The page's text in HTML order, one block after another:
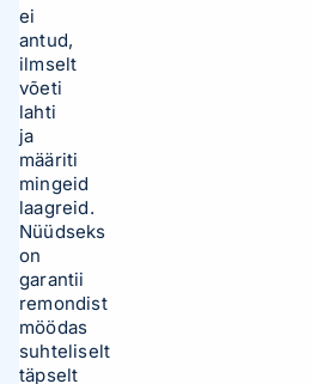
ei
antud,
ilmselt
võeti
lahti
ja
määriti
mingeid
laagreid.
Nüüdseks
on
garantii
remondist
möödas
suhteliselt
täpselt